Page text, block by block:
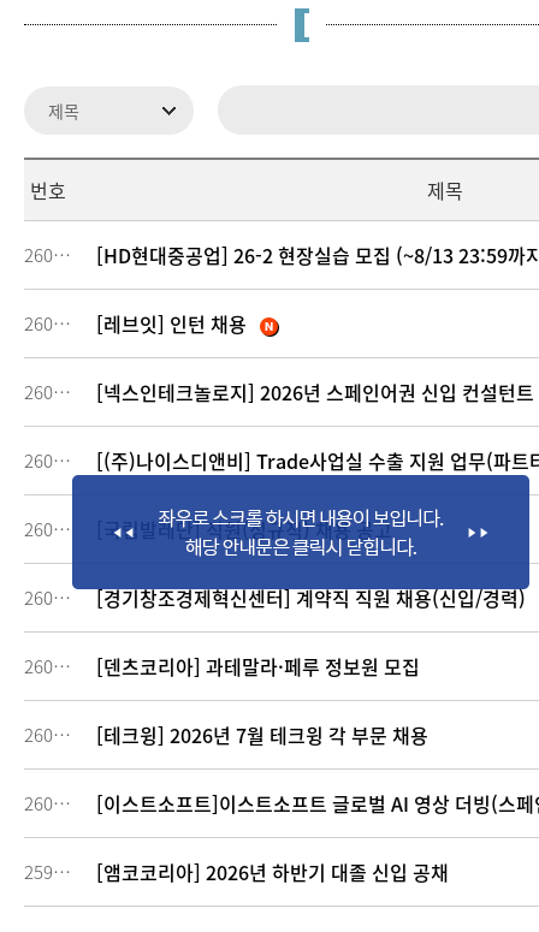
번호 제목
260932 [HD현대중공업] 26-2 현장실습 모집 (~8/13 23:59까
260878 [레브잇] 인턴 채용
260701 [넥스인테크놀로지] 2026년 스페인어권 신입 컨설턴
260405 [(주)나이스디앤비] Trade사업실 수출 지원 업무(파트
260334 [국립발레단] 직원(정규직) 채용 공고
260168 [경기창조경제혁신센터] 계약직 직원 채용(신입/경력)
260142 [덴츠코리아] 과테말라·페루 정보원 모집
260106 [테크윙] 2026년 7월 테크윙 각 부문 채용
260104 [이스트소프트]이스트소프트 글로벌 AI 영상 더빙(스
259874 [앰코코리아] 2026년 하반기 대졸 신입 공채